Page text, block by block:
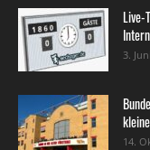
Live-
3.
14.